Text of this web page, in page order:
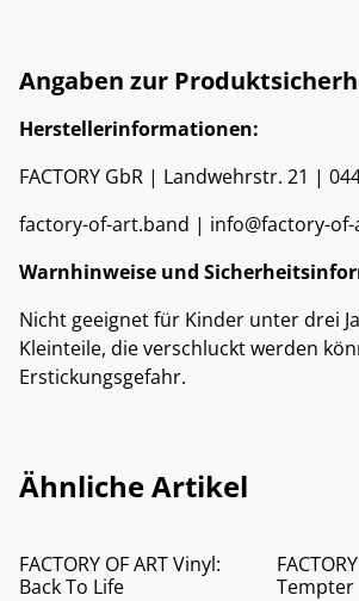
Angaben zur
Herstellerinformationen:
FACTORY GbR | Landwehrstr. 21 |
factory-of-art.band | info@factory-
Warnhinweise und
Nicht geeignet für Kinder unter drei
Kleinteile, die verschluckt werden
Erstickungsgefahr.
Ähnliche Artikel
FACTORY OF ART Vinyl:
Back To Life
Tempter